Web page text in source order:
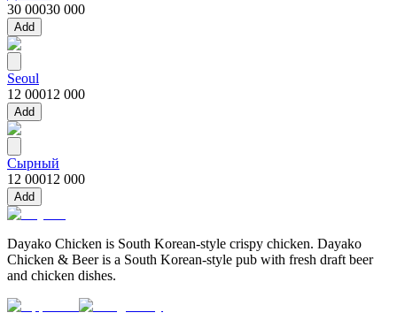
30 00030 000
Add
Seoul
12 00012 000
Add
Сырный
12 00012 000
Add
Dayako Chicken is South Korean-style crispy chicken. Dayako
Chicken & Beer is a South Korean-style pub with fresh draft beer
and chicken dishes.